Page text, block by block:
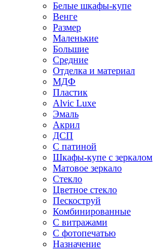
Белые шкафы-купе
Венге
Размер
Маленькие
Большие
Средние
Отделка и материал
МДФ
Пластик
Alvic Luxe
Эмаль
Акрил
ДСП
С патиной
Шкафы-купе с зеркалом
Матовое зеркало
Стекло
Цветное стекло
Пескоструй
Комбинированные
С витражами
С фотопечатью
Назначение